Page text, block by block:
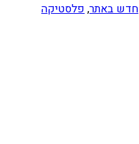
חדש באתר, פלסטיקה